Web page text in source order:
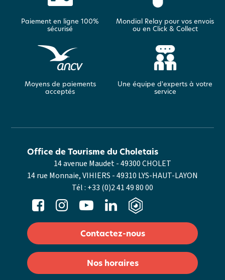
Paiement en ligne 100%
sécurisé
Mondial Relay pour vos envois
ou en Click & Collect
Moyens de paiements
acceptés
Une équipe d'experts à votre
service
14 avenue Maudet - 49300 CHOLET
14 rue Monnaie, VIHIERS - 49310 LYS-HAUT-LAYON
Tél : +33 (0)2 41 49 80 00
Office de Tourisme du Choletais
Contactez-nous
Nos horaires